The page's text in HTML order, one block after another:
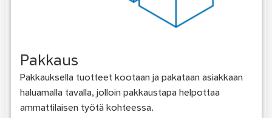
Pakkaus
Pakkauksella tuotteet kootaan ja pakataan asiakkaan
haluamalla tavalla, jolloin pakkaustapa helpottaa
ammattilaisen työtä kohteessa.